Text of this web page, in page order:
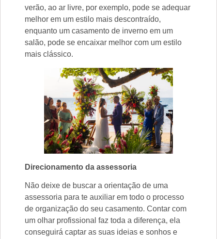
verão, ao ar livre, por exemplo, pode se adequar
melhor em um estilo mais descontraído,
enquanto um casamento de inverno em um
salão, pode se encaixar melhor com um estilo
mais clássico.
Direcionamento da assessoria
Não deixe de buscar a orientação de uma
assessoria para te auxiliar em todo o processo
de organização do seu casamento. Contar com
um olhar profissional faz toda a diferença, ela
conseguirá captar as suas ideias e sonhos e